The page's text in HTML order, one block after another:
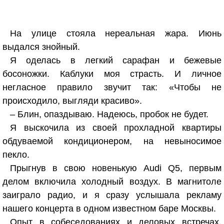
На улице стояла нереальная жара. Июнь
выдался знойный.
Я оделась в легкий сарафан и бежевые
босоножки. Каблуки моя страсть. И личное
негласное правило звучит так: «Чтобы не
происходило, выгляди красиво».
– Блин, опаздываю. Надеюсь, пробок не будет.
Я выскочила из своей прохладной квартиры
обдуваемой кондиционером, на невыносимое
пекло.
Прыгнув в свою новенькую Audi Q5, первым
делом включила холодный воздух. В магнитоле
заиграло радио, и я сразу услышала рекламу
нашего концерта в одном известном баре Москвы.
Опыт в собеседованиях и деловых встречах,